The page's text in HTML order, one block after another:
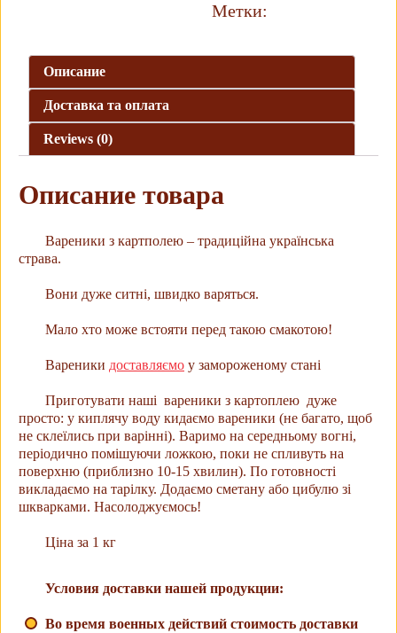
Метки:
Описание
Доставка та оплата
Reviews (0)
Описание товара
Вареники з картполею – традиційна українська
страва.
Вони дуже ситні, швидко варяться.
Мало хто може встояти перед такою смакотою!
Вареники доставляємо у замороженому стані
Приготувати наші вареники з картоплею дуже
просто: у киплячу воду кидаємо вареники (не багато, щоб
не склеїлись при варінні). Варимо на середньому вогні,
періодично помішуючи ложкою, поки не спливуть на
поверхню (приблизно 10-15 хвилин). По готовності
викладаємо на тарілку. Додаємо сметану або цибулю зі
шкварками. Насолоджуємось!
Ціна за 1 кг
Условия доставки нашей продукции:
Во время военных действий стоимость доставки